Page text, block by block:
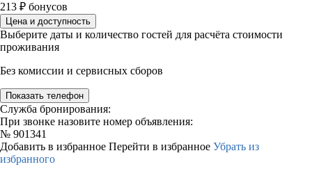
213 ₽ бонусов
Цена и доступность
Выберите даты и количество гостей для расчёта стоимости
проживания
Без комиссии и сервисных сборов
Показать телефон
Служба бронирования:
При звонке назовите номер объявления:
№ 901341
Добавить в избранное Перейти в избранное Убрать из
избранного